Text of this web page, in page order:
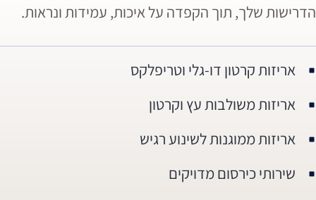
הדרישות שלך, תוך הקפדה על איכות, עמידות ונראות.
אריזות קרטון דו-גלי וטריפלקס
אריזות משולבות עץ וקרטון
אריזות ממוגנות לשינוע רגיש
שירותי כירסום מדויקים